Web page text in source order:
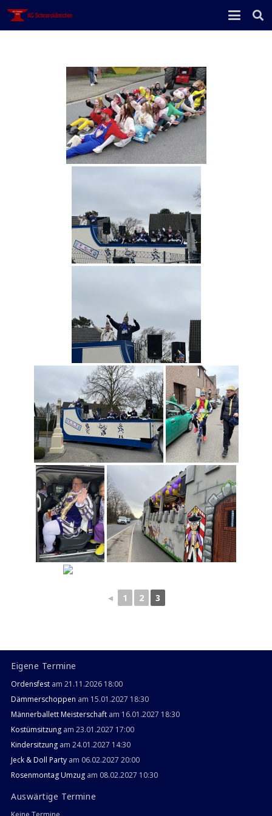
◄ 1 2 3
Eigene Termine
Ordensfest am 21.11.2026 18:00
Dämmerschoppen am 15.01.2027 18:30
Männerballett Meisterschaft am 16.01.2027 18:30
Kostümsitzung am 23.01.2027 17:00
Kindersitzung am 24.01.2027 14:30
Jeck & Doll Party am 06.02.2027 20:00
Rosenmontag Umzug am 08.02.2027 10:30
Auswärtige Termine